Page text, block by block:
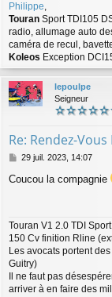
e
Philippe,
Touran Sport TDI105
radio, allumage auto
caméra de recul,
Koleos Exception
lepoulpe
Seigneur
Re: Rendez-
M
s
e
29 juil. 2023, 14:07
Coucou la compagnie
Touran V1 2.0 TDI
150 Cv finition Rline
Les avocats portent
Guitry)
Il ne faut pas
arriver à en faire des